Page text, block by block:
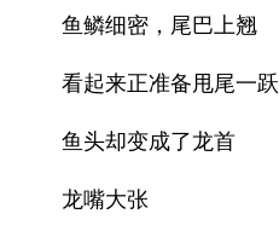
鱼鳞细密，尾巴上翘
看起来正准备甩尾一跃
鱼头却变成了龙首
龙嘴大张